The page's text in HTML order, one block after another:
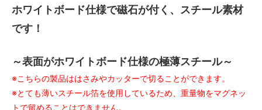
ホワイトボード仕様で磁石が付く、スチール素材
です！
～表面がホワイトボード仕様の極薄スチール～
※こちらの製品ははさみやカッターで切ることができます。
※とても薄いスチール箔を使用しているため、重量物をマグネッ
トで留めることはできません。